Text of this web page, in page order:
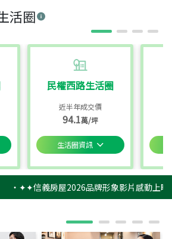
活圈
民權西路生活圈
近半年成交價
94.1萬/坪
生活圈資訊
‧✦✦信義房屋2026品牌形象影片感動上映